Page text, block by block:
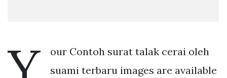
our Contoh surat talak cerai oleh
suami terbaru images are available